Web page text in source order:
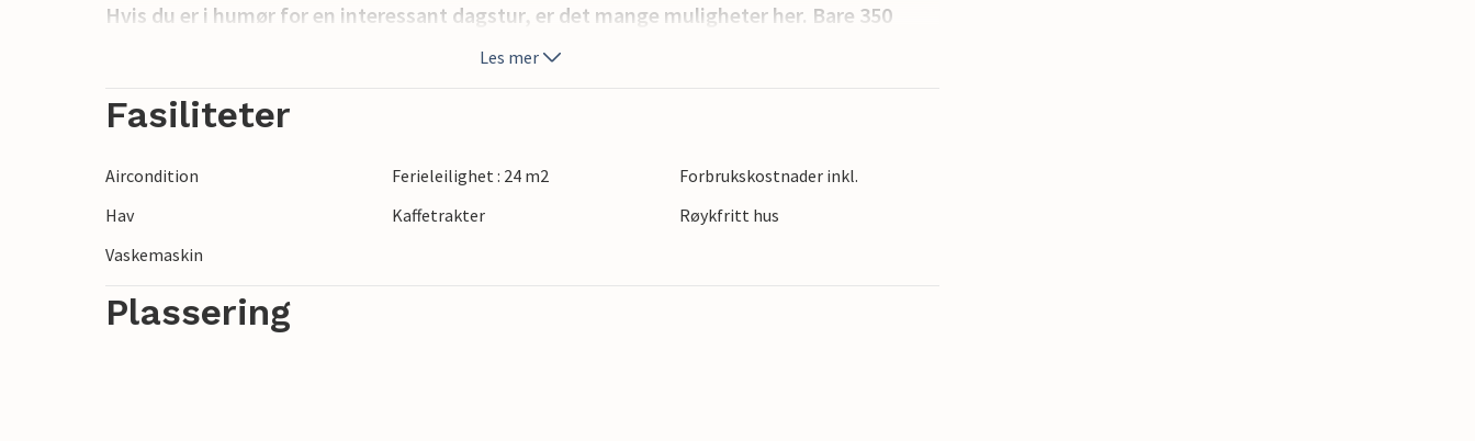
Hvis du er i humør for en interessant dagstur, er det mange muligheter her. Bare 350
meter fra leiligheten kan du bade i sjøen, eller hva med en liten seiltur her? Du kan også ri
naturen? Du kan også shoppe på lokale markeder og unne deg lokale spesialiteter om
flott dag kan du også nyte et glass vin og lokale spesialiteter på terrassen med utsikt til
Nyt en fantastisk ferie på den vakre øya Korsika.
Les mer
Fasiliteter
Aircondition Ferieleilighet : 24 m2
Forbrukskostnader inkl.
Hav
Kaffetrakter
Røykfritt hus
Vaskemaskin
Plassering